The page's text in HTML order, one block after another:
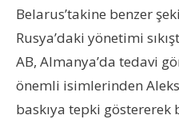
Belarus’takine benzer
Rusya’daki yönetimi
AB, Almanya’da tedavi
önemli isimlerinden
baskıya tepki göstererek